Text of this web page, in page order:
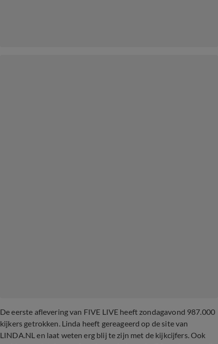
De eerste aflevering van FIVE LIVE heeft zondagavond 987.000
kijkers getrokken. Linda heeft gereageerd op de site van
LINDA.NL en laat weten erg blij te zijn met de kijkcijfers. Ook